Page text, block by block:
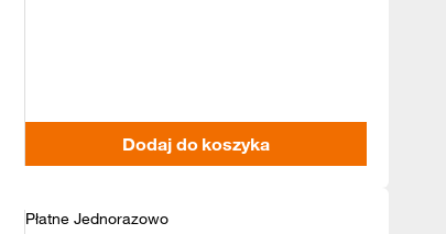
Dodaj do koszyka
Płatne Jednorazowo